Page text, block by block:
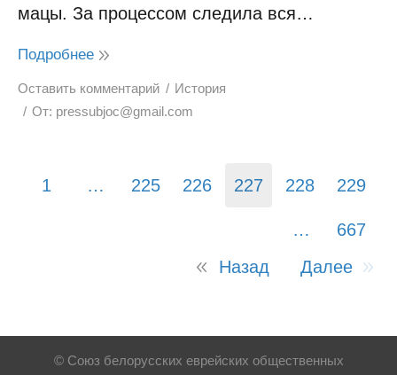
мацы. За процессом следила вся…
Подробнее
Оставить комментарий
История
От: pressubjoc@gmail.com
1 … 225 226 227 228 229
…
667
Назад
Далее
© Союз белорусских еврейских общественных